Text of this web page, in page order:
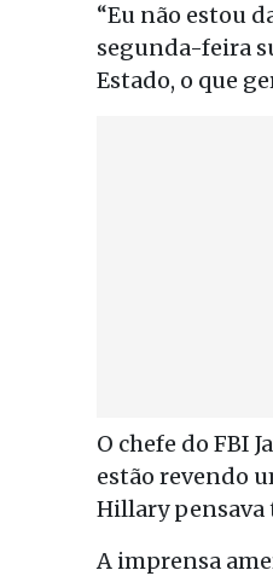
“Eu não estou
segunda-feira
Estado, o que
O chefe do FBI
estão revendo
Hillary pensava
A imprensa